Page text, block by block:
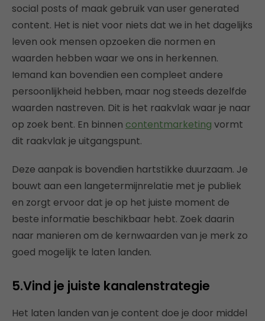
social posts of maak gebruik van user generated
content. Het is niet voor niets dat we in het dagelijks
leven ook mensen opzoeken die normen en
waarden hebben waar we ons in herkennen.
Iemand kan bovendien een compleet andere
persoonlijkheid hebben, maar nog steeds dezelfde
waarden nastreven. Dit is het raakvlak waar je naar
op zoek bent. En binnen contentmarketing vormt
dit raakvlak je uitgangspunt.
Deze aanpak is bovendien hartstikke duurzaam. Je
bouwt aan een langetermijnrelatie met je publiek
en zorgt ervoor dat je op het juiste moment de
beste informatie beschikbaar hebt. Zoek daarin
naar manieren om de kernwaarden van je merk zo
goed mogelijk te laten landen.
5.Vind je juiste kanalenstrategie
Het laten landen van je content doe je door middel